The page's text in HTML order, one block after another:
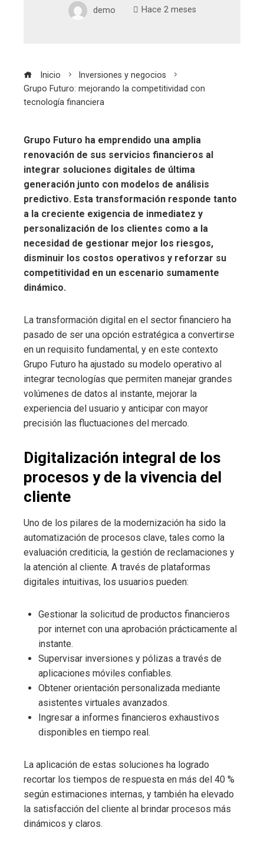
demo Hace 2 meses
Inicio
Inversiones y negocios
Grupo Futuro: mejorando la competitividad con
tecnología financiera
Grupo Futuro ha emprendido una amplia
renovación de sus servicios financieros al
integrar soluciones digitales de última
generación junto con modelos de análisis
predictivo. Esta transformación responde tanto
a la creciente exigencia de inmediatez y
personalización de los clientes como a la
necesidad de gestionar mejor los riesgos,
disminuir los costos operativos y reforzar su
competitividad en un escenario sumamente
dinámico.
La transformación digital en el sector financiero ha
pasado de ser una opción estratégica a convertirse
en un requisito fundamental, y en este contexto
Grupo Futuro ha ajustado su modelo operativo al
integrar tecnologías que permiten manejar grandes
volúmenes de datos al instante, mejorar la
experiencia del usuario y anticipar con mayor
precisión las fluctuaciones del mercado.
Digitalización integral de los
procesos y de la vivencia del
cliente
Uno de los pilares de la modernización ha sido la
automatización de procesos clave, tales como la
evaluación crediticia, la gestión de reclamaciones y
la atención al cliente. A través de plataformas
digitales intuitivas, los usuarios pueden:
Gestionar la solicitud de productos financieros
por internet con una aprobación prácticamente al
instante.
Supervisar inversiones y pólizas a través de
aplicaciones móviles confiables.
Obtener orientación personalizada mediante
asistentes virtuales avanzados.
Ingresar a informes financieros exhaustivos
disponibles en tiempo real.
La aplicación de estas soluciones ha logrado
recortar los tiempos de respuesta en más del 40 %
según estimaciones internas, y también ha elevado
la satisfacción del cliente al brindar procesos más
dinámicos y claros.